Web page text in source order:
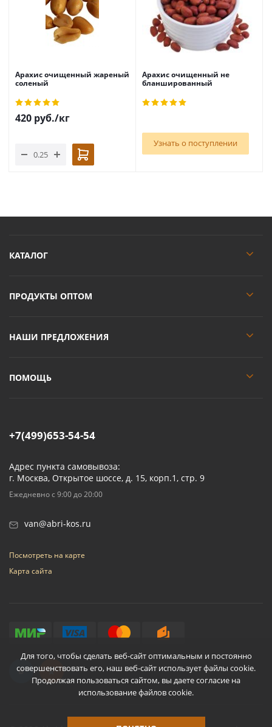
Для того, чтобы сделать веб-сайт оптимальным и постоянно
совершенствовать его, наш веб-сайт использует файлы cookie.
Продолжая пользоваться сайтом, вы даете согласие на
использование файлов cookie.
Арахис очищенный жареный
соленый
420 руб./кг
Арахис очищенный не
бланшированный
Узнать о поступлении
КАТАЛОГ
ПРОДУКТЫ ОПТОМ
НАШИ ПРЕДЛОЖЕНИЯ
ПОМОЩЬ
+7(499)653-54-54
Адрес пункта самовывоза:
г. Москва, Открытое шоссе, д. 15, корп.1, стр. 9
Ежедневно с 9:00 до 20:00
van@abri-kos.ru
Посмотреть на карте
Карта сайта